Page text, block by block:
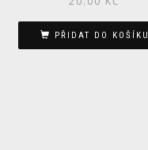
PŘIDAT DO KOŠÍKU